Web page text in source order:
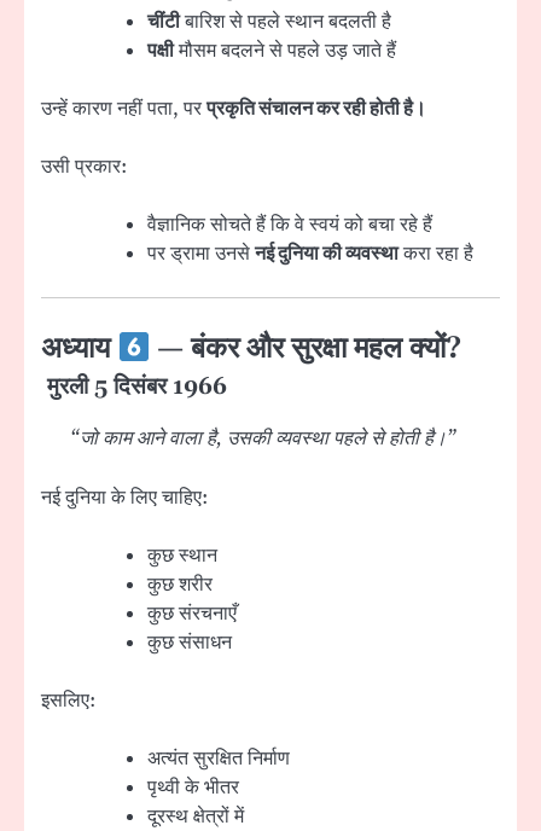
चींटीबारिश से पहले स्थान बदलती है
पक्षीमौसम बदलने से पहले उड़ जाते हैं
उन्हें कारण नहीं पता, परप्रकृति संचालन कर रही होती है।
उसी प्रकार:
वैज्ञानिक सोचते हैं कि वे स्वयं को बचा रहे हैं
पर ड्रामा उनसेनई दुनिया की व्यवस्थाकरा रहा है
अध्याय — बंकर और सुरक्षा महल क्यों?
मुरली 5 दिसंबर 1966
“जो काम आने वाला है, उसकी व्यवस्था पहले से होती है।”
नई दुनिया के लिए चाहिए:
कुछ स्थान
कुछ शरीर
कुछ संरचनाएँ
कुछ संसाधन
इसलिए:
अत्यंत सुरक्षित निर्माण
पृथ्वी के भीतर
दूरस्थ क्षेत्रों में